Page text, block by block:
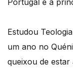
Portugal e a
Estudou
um ano no
queixou de